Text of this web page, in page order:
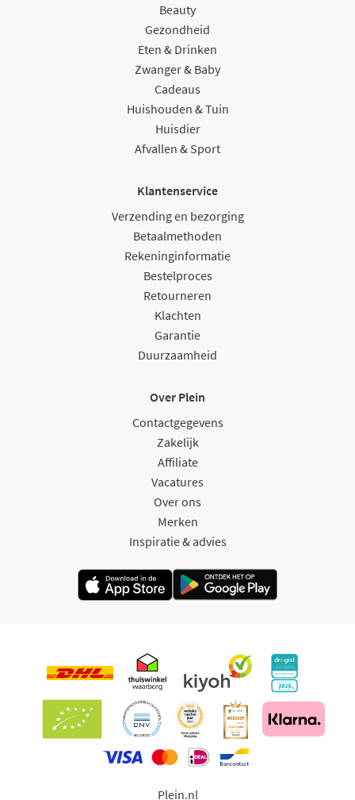
Beauty
Gezondheid
Eten & Drinken
Zwanger & Baby
Cadeaus
Huishouden & Tuin
Huisdier
Afvallen & Sport
Klantenservice
Verzending en bezorging
Betaalmethoden
Rekeninginformatie
Bestelproces
Retourneren
Klachten
Garantie
Duurzaamheid
Over Plein
Contactgegevens
Zakelijk
Affiliate
Vacatures
Over ons
Merken
Inspiratie & advies
Plein.nl